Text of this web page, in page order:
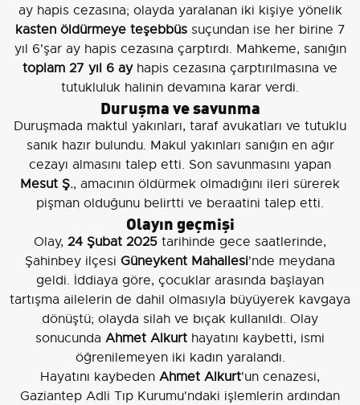
ay hapis cezasına; olayda yaralanan iki kişiye yönelik
kasten öldürmeye teşebbüssuçundan ise her birine 7
yıl 6'şar ay hapis cezasına çarptırdı. Mahkeme, sanığın
toplam 27 yıl 6 ayhapis cezasına çarptırılmasına ve
tutukluluk halinin devamına karar verdi.
Duruşma ve savunma
Duruşmada maktul yakınları, taraf avukatları ve tutuklu
sanık hazır bulundu. Makul yakınları sanığın en ağır
cezayı almasını talep etti. Son savunmasını yapan
Mesut Ş., amacının öldürmek olmadığını ileri sürerek
pişman olduğunu belirtti ve beraatini talep etti.
Olayın geçmişi
Olay, 24 Şubat 2025 tarihinde gece saatlerinde,
Şahinbey ilçesi Güneykent Mahallesi'nde meydana
geldi. İddiaya göre, çocuklar arasında başlayan
tartışma ailelerin de dahil olmasıyla büyüyerek kavgaya
dönüştü; olayda silah ve bıçak kullanıldı. Olay
sonucunda Ahmet Alkurt hayatını kaybetti, ismi
öğrenilemeyen iki kadın yaralandı.
Hayatını kaybeden Ahmet Alkurt'un cenazesi,
Gaziantep Adli Tıp Kurumu'ndaki işlemlerin ardından